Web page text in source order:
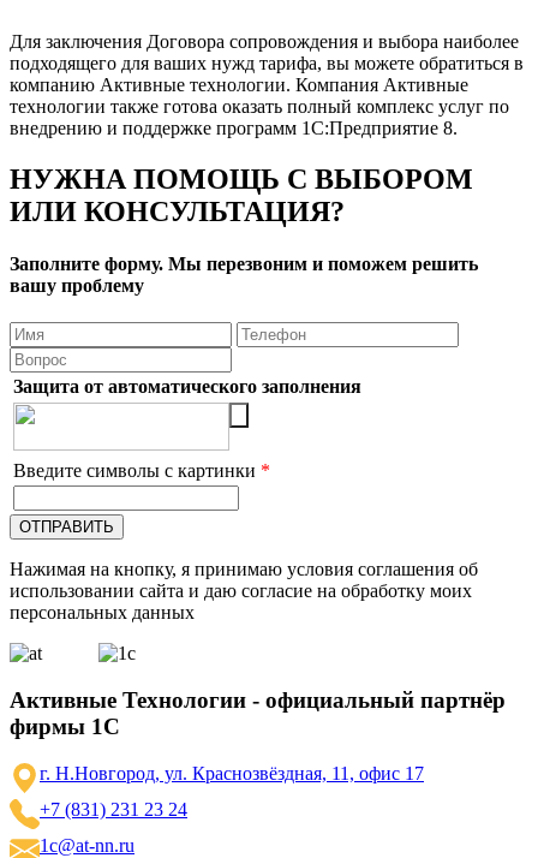
Для заключения Договора сопровождения и выбора наиболее
подходящего для ваших нужд тарифа, вы можете обратиться в
компанию Активные технологии. Компания Активные
технологии также готова оказать полный комплекс услуг по
внедрению и поддержке программ 1С:Предприятие 8.
НУЖНА ПОМОЩЬ С ВЫБОРОМ
ИЛИ КОНСУЛЬТАЦИЯ?
Заполните форму. Мы перезвоним и поможем решить
вашу проблему
Защита от автоматического заполнения
Введите символы с картинки *
Нажимая на кнопку, я принимаю условия соглашения об
использовании сайта и даю согласие на обработку моих
персональных данных
Активные Технологии - официальный партнёр
фирмы 1С
г. Н.Новгород, ул. Краснозвёздная, 11, офис 17
+7 (831) 231 23 24
1c@at-nn.ru